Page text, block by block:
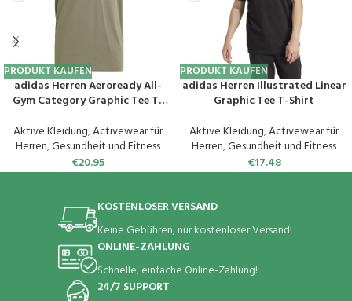
PRODUKT KAUFEN
adidas Herren Aeroready All-
Gym Category Graphic Tee T-
Aktive Kleidung,Activewear für
Herren,Gesundheit und Fitness
€20.95
PRODUKT KAUFEN
adidas Herren Illustrated Linear
Graphic Tee T-Shirt
Aktive Kleidung,Activewear für
Herren,Gesundheit und Fitness
€17.48
KOSTENLOSER VERSAND
Keine Gebühren, nur kostenloser Versand!
ONLINE-ZAHLUNG
Schnelle, einfache Online-Zahlung!
24/7 SUPPORT